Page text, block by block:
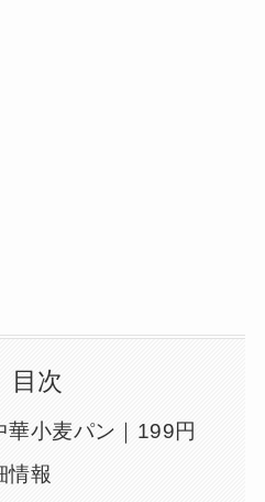
目次
華小麦パン｜199円
情報